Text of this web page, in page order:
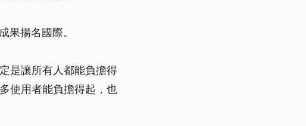
果揚名國際。
是讓所有人都能負擔得
使用者能負擔得起，也